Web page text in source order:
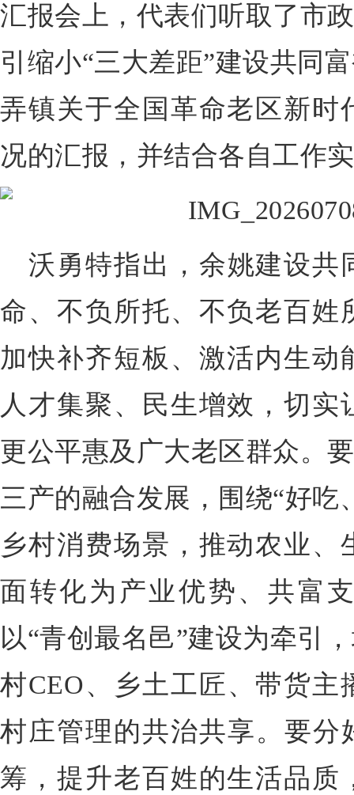
汇报会上，代表们听取了市
引缩小“三大差距”建设共同
弄镇关于全国革命老区新时
况的汇报，并结合各自工作
沃勇特指出，余姚建设共
命、不负所托、不负老百姓
加快补齐短板、激活内生动
人才集聚、民生增效，切
更公平惠及广大老区群众。
三产的融合发展，围绕“好吃
乡村消费场景，推动农业
面转化为产业优势、共富
以“青创最名邑”建设为牵引
村CEO、乡土工匠、带货
村庄管理的共治共享。要分
筹，提升老百姓的生活品质